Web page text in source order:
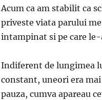
Acum ca am stabilit ca
priveste viata parului
intampinat si pe care
Indiferent de lungimea
constant, uneori era
pauza, cumva apareau